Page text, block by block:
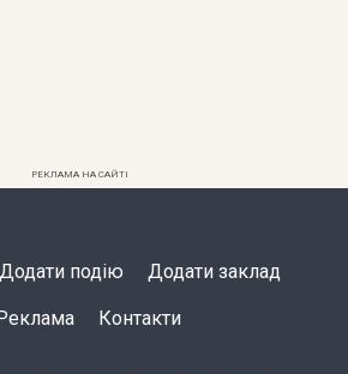
РЕКЛАМА НА САЙТІ
Додати подію Додати заклад
Контакти